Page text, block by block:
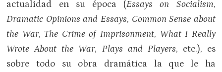
actualidad en su época (Essays on Socialism,
Dramatic Opinions and Essays, Common Sense about
the War, The Crime of Imprisonment, What I Really
Wrote About the War, Plays and Players, etc.), es
sobre todo su obra dramática la que le ha